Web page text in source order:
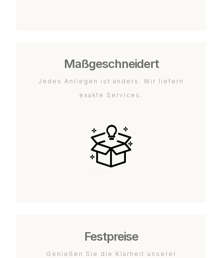
Maßgeschneidert
Jedes Anliegen ist anders. Wir liefern
exakte Services.
Festpreise
Genießen Sie die Klarheit unserer